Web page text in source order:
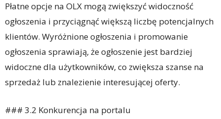
Płatne opcje na OLX mogą zwiększyć widoczność
ogłoszenia i przyciągnąć większą liczbę potencjalnych
klientów. Wyróżnione ogłoszenia i promowanie
ogłoszenia sprawiają, że ogłoszenie jest bardziej
widoczne dla użytkowników, co zwiększa szanse na
sprzedaż lub znalezienie interesującej oferty.
### 3.2 Konkurencja na portalu